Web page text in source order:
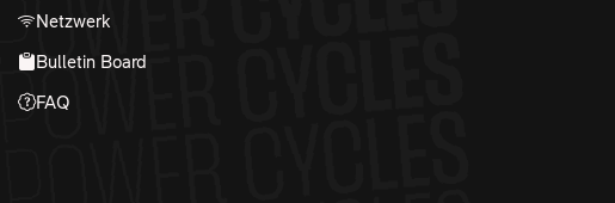
Netzwerk
Bulletin Board
FAQ